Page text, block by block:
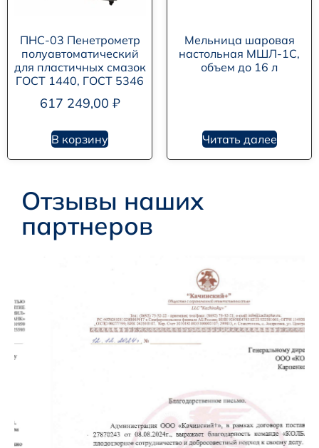
ПНС-03 Пенетрометр
полуавтоматический
для пластичных смазок
ГОСТ 1440, ГОСТ 5346
617 249,00 ₽
В корзину
Мельница шаровая
настольная МШЛ-1С,
объем до 16 л
Читать далее
Отзывы наших
партнеров